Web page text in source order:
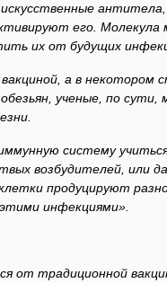
его.
их от будущих
а в некотором
ученые, по
систему
возбудителей, или
продуцируют
инфекциями».
от традиционной